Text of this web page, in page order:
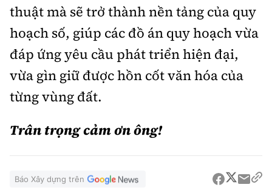
thuật mà sẽ trở thành nền tảng của quy
hoạch số, giúp các đồ án quy hoạch vừa
đáp ứng yêu cầu phát triển hiện đại,
vừa gìn giữ được hồn cốt văn hóa của
từng vùng đất.
Trân trọng cảm ơn ông!
Báo Xây dựng trên